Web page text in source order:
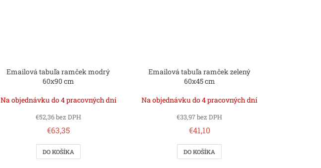
Emailová tabuľa ramček modrý
60x90 cm
Na objednávku do 4 pracovných dní
€52,36 bez DPH
€63,35
DO KOŠÍKA
Emailová tabuľa ramček zelený
60x45 cm
Na objednávku do 4 pracovných dní
€33,97 bez DPH
€41,10
DO KOŠÍKA